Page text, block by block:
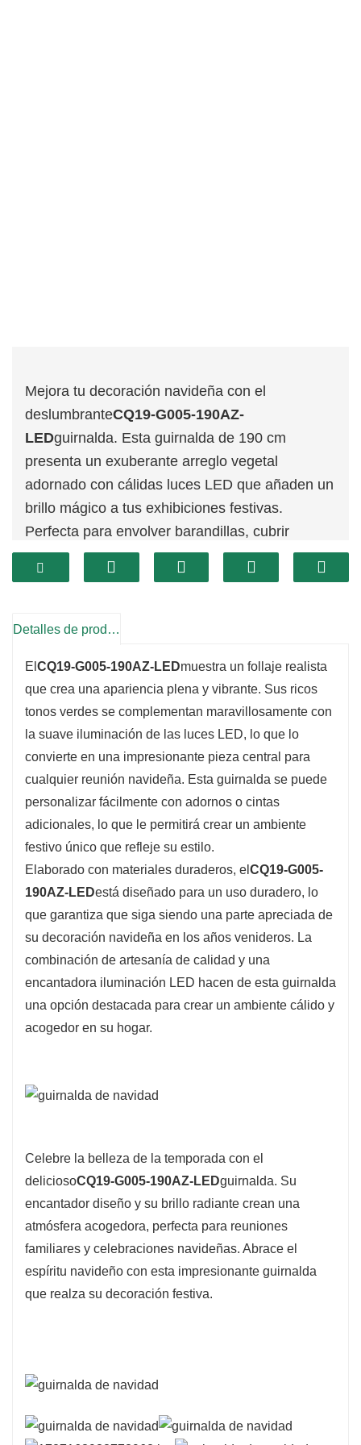
Mejora tu decoración navideña con el
deslumbranteCQ19-G005-190AZ-
LEDguirnalda. Esta guirnalda de 190 cm
presenta un exuberante arreglo vegetal
adornado con cálidas luces LED que añaden un
brillo mágico a tus exhibiciones festivas.
Perfecta para envolver barandillas, cubrir
repisas de chimenea o enmarcar ventanas, esta
guirnalda es una adición versátil y encantadora
Detalles de producto
El CQ19-G005-190AZ-LEDmuestra un follaje realista
que crea una apariencia plena y vibrante. Sus ricos
tonos verdes se complementan maravillosamente con
la suave iluminación de las luces LED, lo que lo
convierte en una impresionante pieza central para
cualquier reunión navideña. Esta guirnalda se puede
personalizar fácilmente con adornos o cintas
adicionales, lo que le permitirá crear un ambiente
festivo único que refleje su estilo.
Elaborado con materiales duraderos, el CQ19-G005-
190AZ-LEDestá diseñado para un uso duradero, lo
que garantiza que siga siendo una parte apreciada de
su decoración navideña en los años venideros. La
combinación de artesanía de calidad y una
encantadora iluminación LED hacen de esta guirnalda
una opción destacada para crear un ambiente cálido y
acogedor en su hogar.
Celebre la belleza de la temporada con el
deliciosoCQ19-G005-190AZ-LEDguirnalda. Su
encantador diseño y su brillo radiante crean una
atmósfera acogedora, perfecta para reuniones
familiares y celebraciones navideñas. Abrace el
espíritu navideño con esta impresionante guirnalda
que realza su decoración festiva.